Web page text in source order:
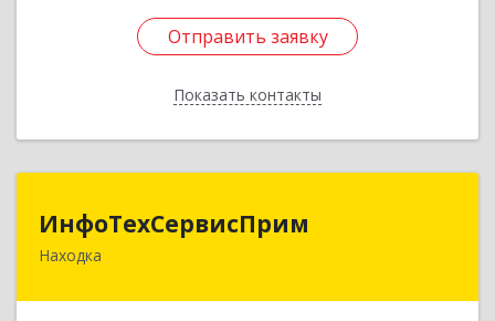
Отправить заявку
Показать контакты
Отправить заявку
Назад
ИнфоТехСервисПрим
Находка